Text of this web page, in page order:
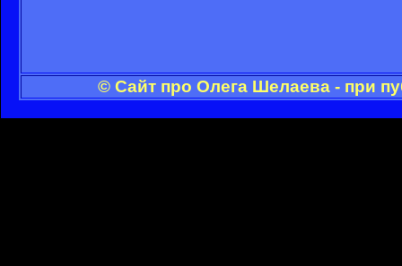
© Сайт про Олега Шелаева - при